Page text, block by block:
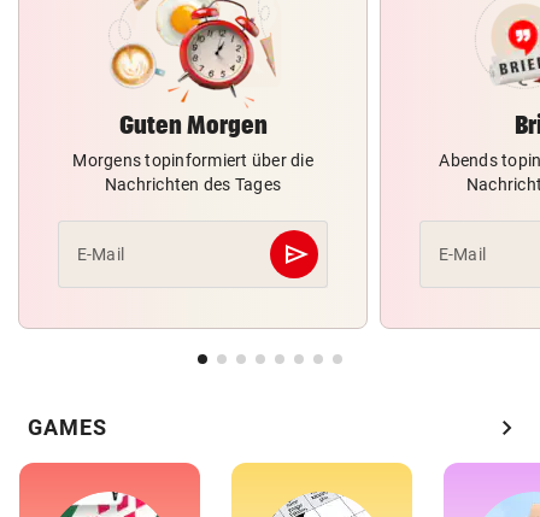
Guten Morgen
Morgens topinformiert über die
Nachrichten des Tages
E-Mail send
Abschicken
Abends
E-Mail
GAMES chevron_right